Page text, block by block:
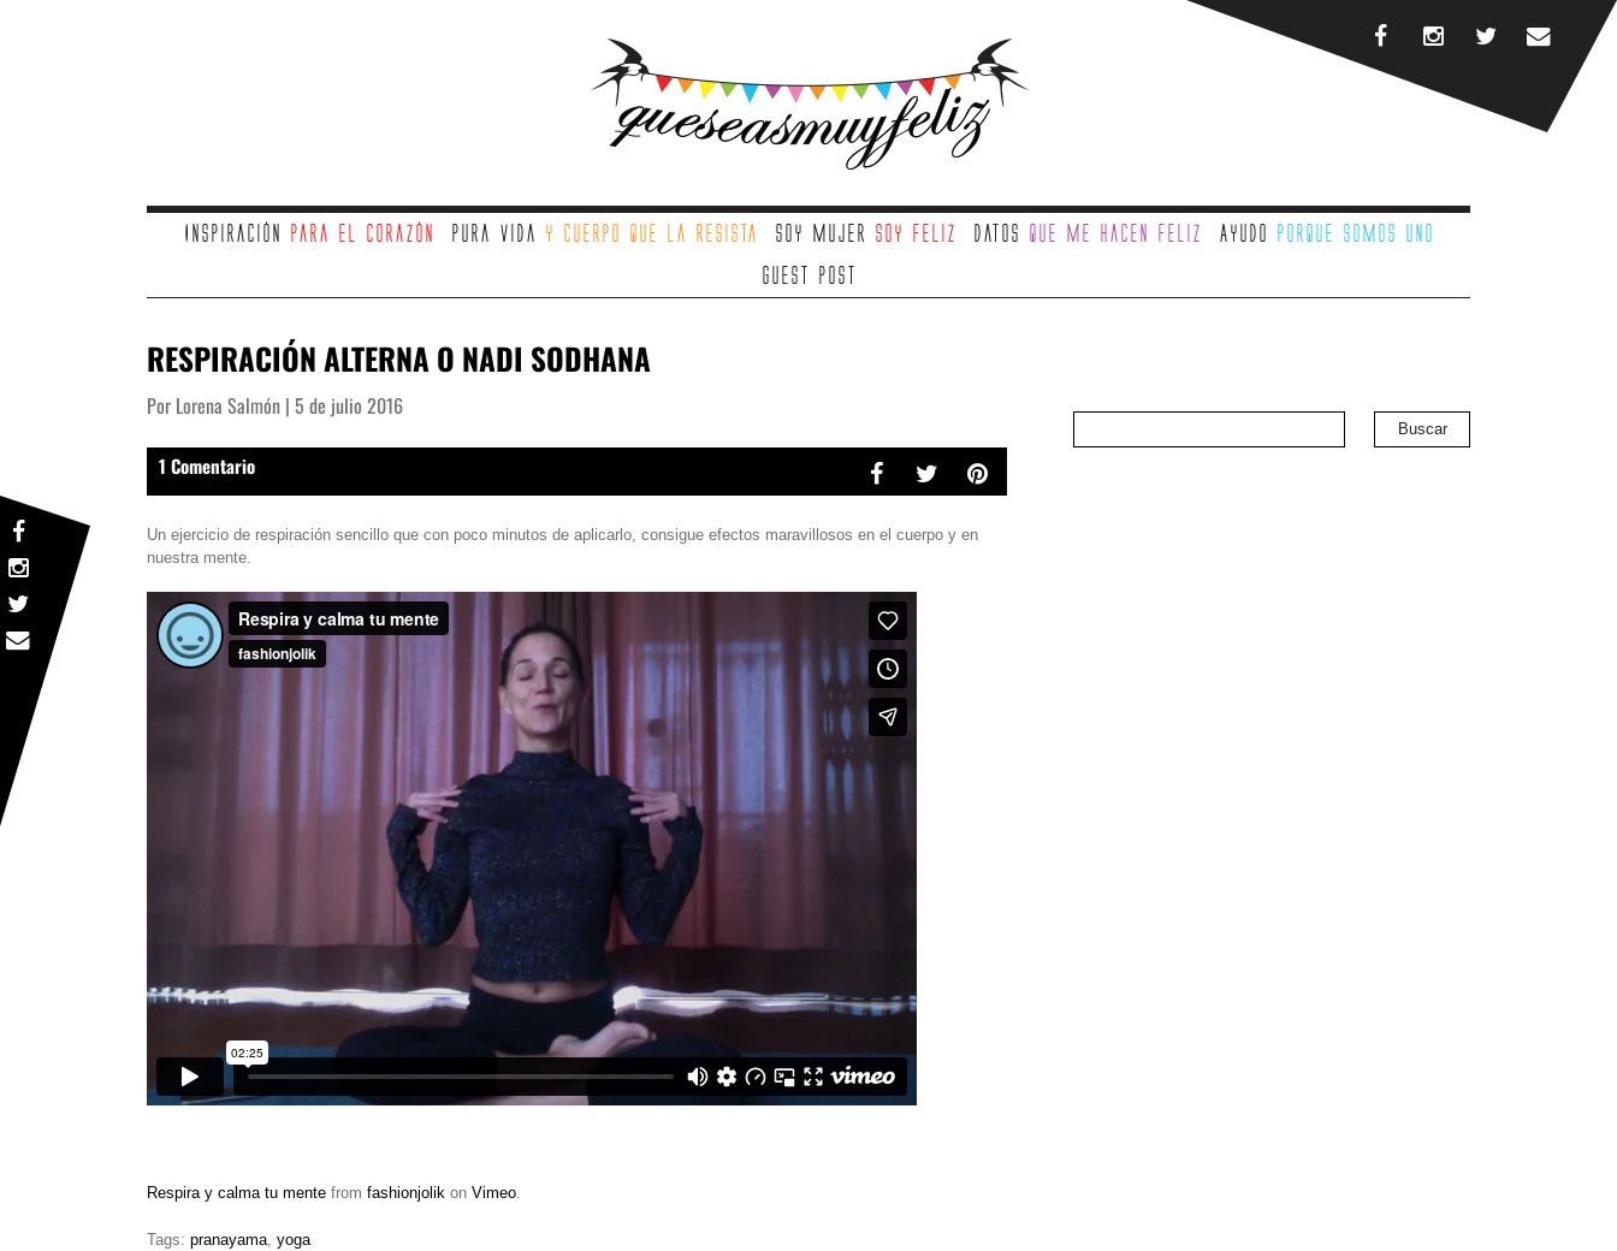
Inspiración para el corazón Pura vida y cuerpo que la resista Soy mujer soy feliz Datos que me hacen feliz Ayudo porque somos uno
Guest Post
RESPIRACIÓN ALTERNA O NADI SODHANA
Por Lorena Salmón | 5 de julio 2016
1 Comentario
Un ejercicio de respiración sencillo que con poco minutos de aplicarlo, consigue efectos maravillosos en el cuerpo y en
nuestra mente.
Respira y calma tu mente from fashionjolik on Vimeo.
Tags: pranayama yoga
Buscar